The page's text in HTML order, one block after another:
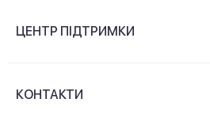
Контакти
ЦЕНТР ПІДТРИМКИ
КОНТАКТИ